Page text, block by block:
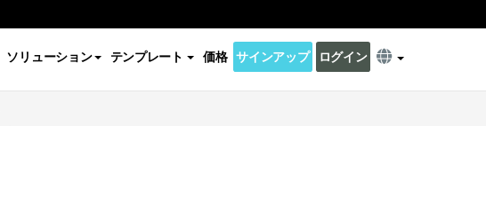
ソリューション テンプレート 価格 サインアップ ログイン